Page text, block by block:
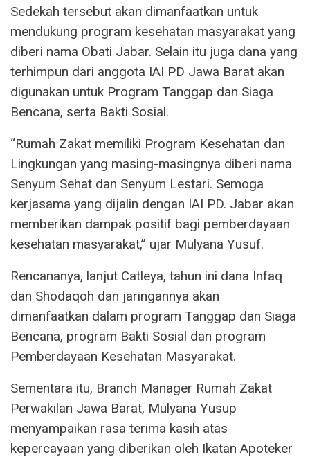
Sedekah tersebut akan dimanfaatkan untuk
mendukung program kesehatan masyarakat yang
diberi nama Obati Jabar. Selain itu juga dana yang
terhimpun dari anggota IAI PD Jawa Barat akan
digunakan untuk Program Tanggap dan Siaga
Bencana, serta Bakti Sosial.
“Rumah Zakat memiliki Program Kesehatan dan
Lingkungan yang masing-masingnya diberi nama
Senyum Sehat dan Senyum Lestari. Semoga
kerjasama yang dijalin dengan IAI PD. Jabar akan
memberikan dampak positif bagi pemberdayaan
kesehatan masyarakat,” ujar Mulyana Yusuf.
Rencananya, lanjut Catleya, tahun ini dana Infaq
dan Shodaqoh dan jaringannya akan
dimanfaatkan dalam program Tanggap dan Siaga
Bencana, program Bakti Sosial dan program
Pemberdayaan Kesehatan Masyarakat.
Sementara itu, Branch Manager Rumah Zakat
Perwakilan Jawa Barat, Mulyana Yusup
menyampaikan rasa terima kasih atas
kepercayaan yang diberikan oleh Ikatan Apoteker